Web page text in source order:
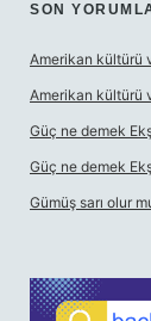
SON
Amerikan kültürü
Amerikan kültürü
Güç ne demek
Güç ne demek
Gümüş sarı olur